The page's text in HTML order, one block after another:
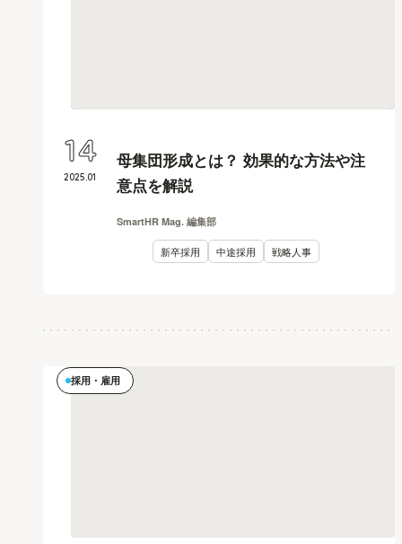
母集団形成とは？ 効果的な方法や注
意点を解説
SmartHR Mag. 編集部
新卒採用 中途採用 戦略人事
2025.01
14
採用・雇用